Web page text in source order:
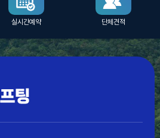
실시간예약 단체견적